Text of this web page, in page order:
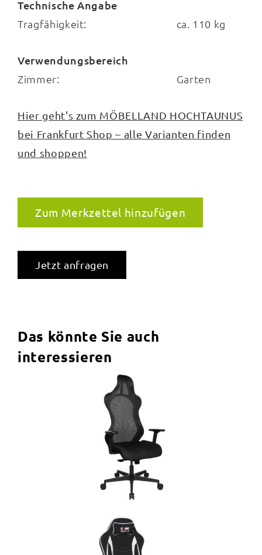
Technische Angabe
Tragfähigkeit:
ca. 110 kg
Verwendungsbereich
Zimmer:
Garten
Hier geht's zum MÖBELLAND HOCHTAUNUS
bei Frankfurt Shop – alle Varianten finden
und shoppen!
Zum Merkzettel hinzufügen
Jetzt anfragen
Das könnte Sie auch
interessieren